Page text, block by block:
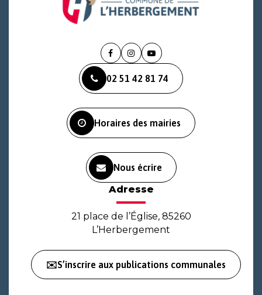
Lien
le
compte
Lien
le
compte
Lien
la
chaîne
02 51 42 81 74
Horaires des mairies
Nous écrire
Adresse
21 place de l’Église, 85260
L’Herbergement
✉️S’inscrire aux publications communales